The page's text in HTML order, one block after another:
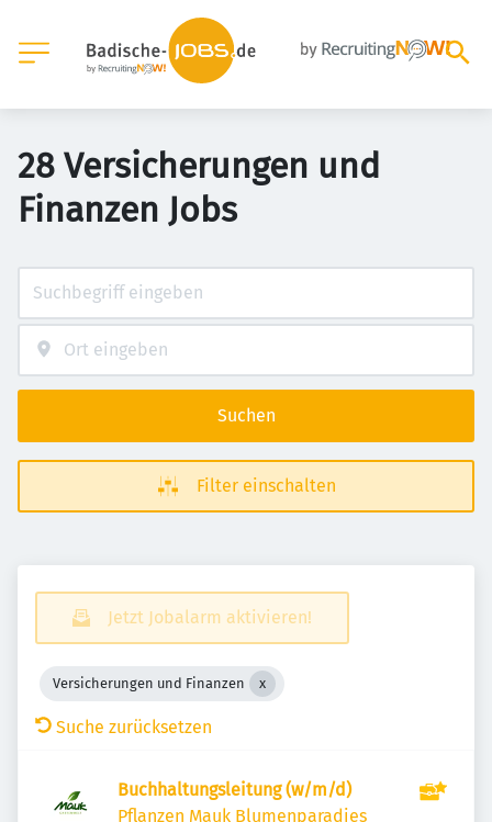
28 Versicherungen und
Finanzen Jobs
Suchen
Filter einschalten
Jetzt Jobalarm aktivieren!
Versicherungen und Finanzen
Suche zurücksetzen
Buchhaltungsleitung (w/m/d)
Pflanzen Mauk Blumenparadies